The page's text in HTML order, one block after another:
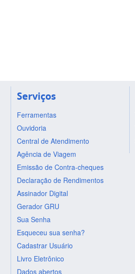
Serviços
Ferramentas
Ouvidoria
Central de Atendimento
Agência de Viagem
Emissão de Contra-cheques
Declaração de Rendimentos
Assinador Digital
Gerador GRU
Sua Senha
Esqueceu sua senha?
Cadastrar Usuário
Livro Eletrônico
Dados abertos